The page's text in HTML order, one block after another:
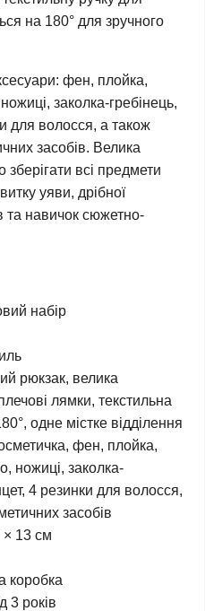
на 180° для зручного
фен, плойка,
заколка-гребінець,
для волосся, а також
засобів. Велика
зберігати всі предмети
уяви, дрібної
та навичок сюжетно-
набір
рюкзак, велика
лямки, текстильна
одне містке відділення
фен, плойка,
ножиці, заколка-
4 резинки для волосся,
засобів
× 13 см
коробка
3 років